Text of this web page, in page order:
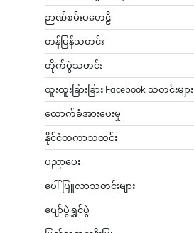
ဉာဏ်စမ်းပဟေဠိ
တန်ပြန်သတင်း
တိုက်ပွဲသတင်း
ထူးထူးခြားခြား Facebook သတင်းများ
ထောက်ခံအားပေးမှု
နိုင်ငံတကာသတင်း
ပညာပေး
ပေါ်ပြူလာသတင်းများ
ပျော်ပွဲရွှင်ပွဲ